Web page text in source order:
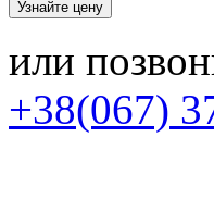
или
+38(067)